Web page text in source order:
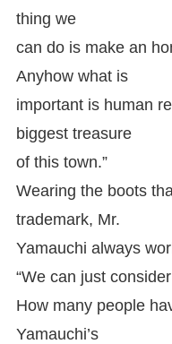
thing we
can do is make an
Anyhow what is
important is human
biggest treasure
of this town.”
Wearing the boots
trademark, Mr.
Yamauchi always
“We can just
How many people
Yamauchi’s